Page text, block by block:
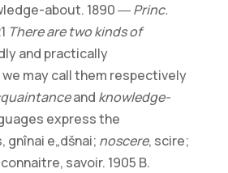
about. 1890 ―Princ.
There are two kinds of
and practically
may call them respectively
and knowledge-
express the
e„dšnai; noscere, scire;
savoir. 1905 B.